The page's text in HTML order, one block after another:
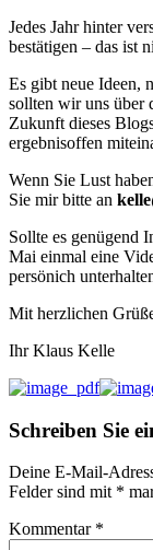
Jedes Jahr hinter
bestätigen – das ist
Es gibt neue Ideen,
sollten wir uns über
Zukunft dieses
ergebnisoffen
Wenn Sie Lust
Sie mir bitte an
Sollte es genügend
Mai einmal eine
persönich
Mit herzlichen
Ihr Klaus Kelle
Schreiben Sie
Deine E-Mail-
Felder sind mit *
Kommentar *